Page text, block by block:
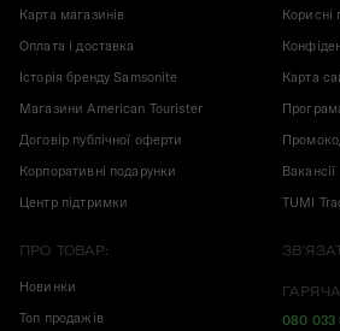
Карта магазинів
Оплата і доставка
Історія бренду Samsonite
Магазини American Tourister
Договір публічної оферти
Корпоративні подарунки
Центр підтримки
Корисні
Карта
Вакансії
TUMI
ПРО ТОВАР:
Новинки
Топ продажів
080 033